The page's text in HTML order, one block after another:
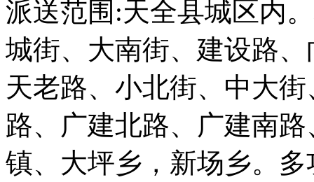
派送范围:天全县城区内
城街、大南街、建设路
天老路、小北街、中大
路、广建北路、广建南
镇、大坪乡，新场乡。